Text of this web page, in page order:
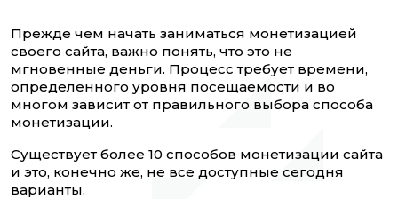
Прежде чем начать заниматься монетизацией
своего сайта, важно понять, что это не
мгновенные деньги. Процесс требует времени,
определенного уровня посещаемости и во
многом зависит от правильного выбора способа
монетизации.
Существует более 10 способов монетизации сайта
и это, конечно же, не все доступные сегодня
варианты.